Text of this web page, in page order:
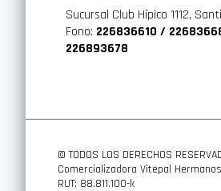
Sucursal Club Hípico 1112,
Fono: 226836610 /
226893678
© TODOS LOS DERECHOS
Comercializadora Vitepal
RUT: 88.811.100-k